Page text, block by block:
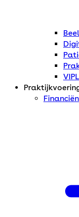
Financiën